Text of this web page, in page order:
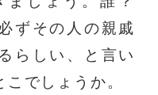
ずその人の親戚
らしい、と言い
でしょうか。